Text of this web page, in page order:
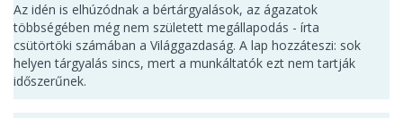
Az idén is elhúzódnak a bértárgyalások, az ágazatok
többségében még nem született megállapodás - írta
csütörtöki számában a Világgazdaság. A lap hozzáteszi: sok
helyen tárgyalás sincs, mert a munkáltatók ezt nem tartják
időszerűnek.